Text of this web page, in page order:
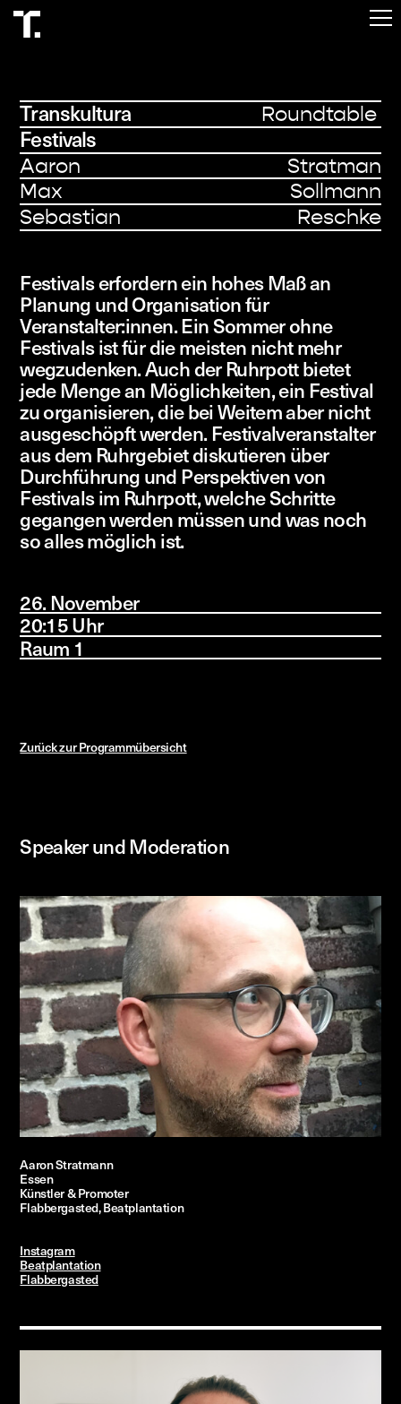
Start
Programm
Über
Besuch
Tickets
Transkultura Roundtable
Festivals
Aaron Stratman
Max Sollmann
Sebastian Reschke
Festivals erfordern ein hohes Maß an
Planung und Organisation für
Veranstalter:innen. Ein Sommer ohne
Festivals ist für die meisten nicht mehr
wegzudenken. Auch der Ruhrpott bietet
jede Menge an Möglichkeiten, ein Festival
zu organisieren, die bei Weitem aber nicht
ausgeschöpft werden. Festivalveranstalter
aus dem Ruhrgebiet diskutieren über
Durchführung und Perspektiven von
Festivals im Ruhrpott, welche Schritte
gegangen werden müssen und was noch
so alles möglich ist.
26. November
20:15 Uhr
Raum 1
Zurück zur Programmübersicht
Speaker und Moderation
Aaron Stratmann
Essen
Künstler & Promoter
Flabbergasted, Beatplantation
Instagram
Beatplantation
Flabbergasted